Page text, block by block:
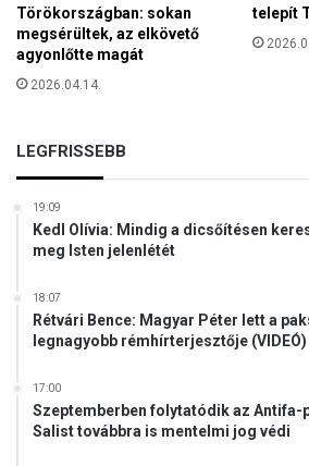
t
"
A
r
Törökországban: sokan
megsérültek, az elkövető
agyonlőtte magát
2026.04.14.
telepít
LEGFRISSEBB
19:09
Kedl Olívia: Mindig a dicsőítésen
meg Isten jelenlétét
18:07
Rétvári Bence: Magyar Péter lett a
legnagyobb rémhírterjesztője (VIDEÓ)
17:00
Szeptemberben folytatódik az Antifa-
Salist továbbra is mentelmi jog védi